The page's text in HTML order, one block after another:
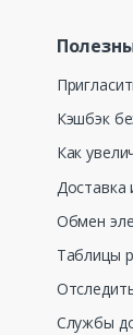
Кэшбэк
Как
Доставка
Обмен
Таблицы
Службы